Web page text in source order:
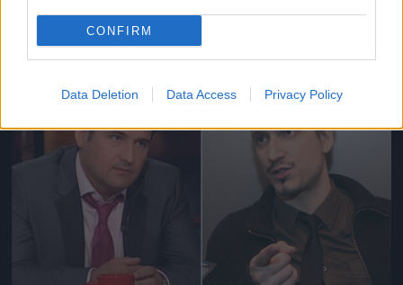
CONFIRM
Data Deletion Data Access Privacy Policy
Jön még kép!